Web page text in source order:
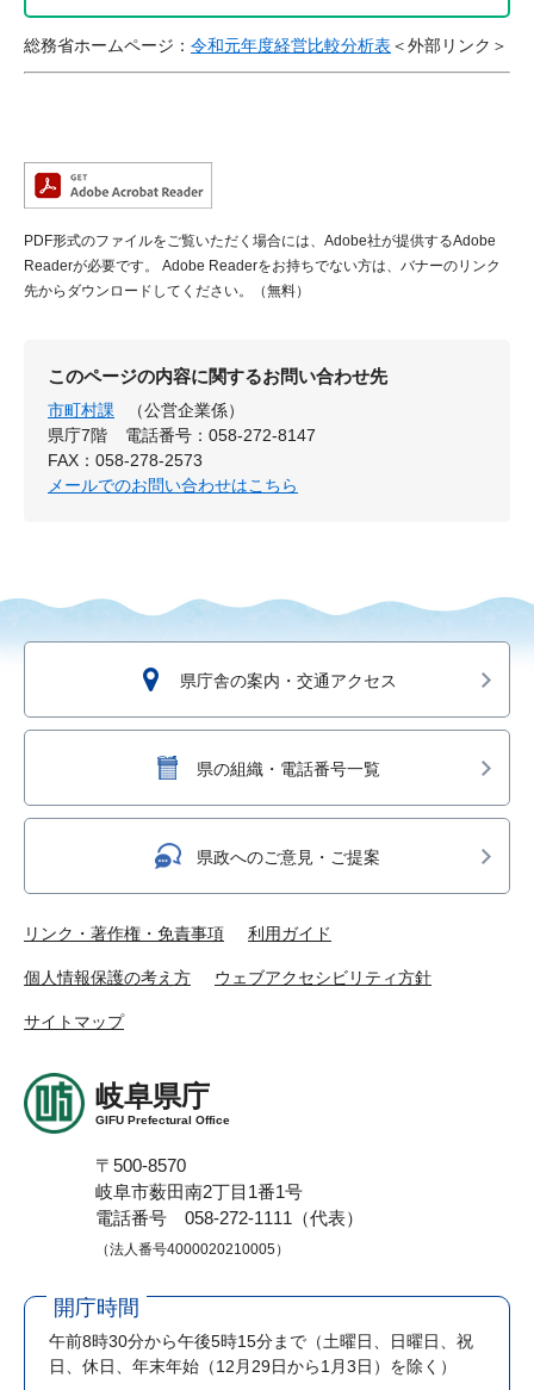
総務省ホームページ： 令和元年度経営比較分析表＜外部リンク＞
PDF形式のファイルをご覧いただく場合には、Adobe社が提供するAdobe
Readerが必要です。
Adobe Readerをお持ちでない方は、バナーのリンク
先からダウンロードしてください。（無料）
このページの内容に関するお問い合わせ先
市町村課
（公営企業係）
県庁7階
電話番号：058-272-8147
FAX：058-278-2573
メールでのお問い合わせはこちら
県庁舎の案内・交通アクセス
県の組織・電話番号一覧
県政へのご意見・ご提案
リンク・著作権・免責事項 利用ガイド
個人情報保護の考え方 ウェブアクセシビリティ方針
サイトマップ
岐阜県庁
GIFU Prefectural Office
〒500-8570
岐阜市薮田南2丁目1番1号
電話番号 058-272-1111（代表）
（法人番号4000020210005）
開庁時間
午前8時30分から午後5時15分まで （土曜日、日曜日、祝
日、休日、年末年始（12月29日から1月3日）を除く）